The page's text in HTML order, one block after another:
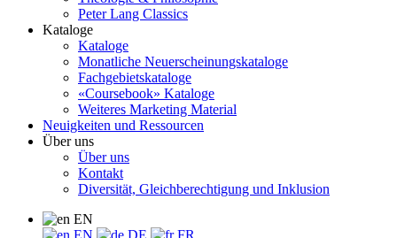
Peter Lang Classics
Kataloge
Kataloge
Monatliche Neuerscheinungskataloge
Fachgebietskataloge
«Coursebook» Kataloge
Weiteres Marketing Material
Neuigkeiten und Ressourcen
Über uns
Über uns
Kontakt
Diversität, Gleichberechtigung und Inklusion
EN
EN
DE
FR